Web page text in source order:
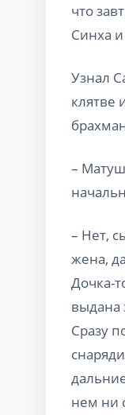
что
Синха
Узнал
клятве
–
– Нет,
жена,
Дочка-
выдана
Сразу
нем ни